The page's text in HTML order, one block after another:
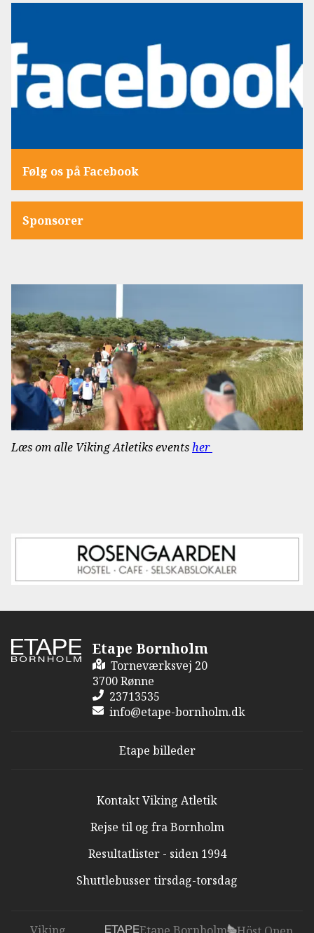
Følg os på Facebook
Sponsorer
Læs om alle Viking Atletiks eventsher
Etape Bornholm
Torneværksvej 20
3700 Rønne
23713535
info@etape-bornholm.dk
Etape billeder
Kontakt Viking Atletik
Rejse til og fra Bornholm
Resultatlister - siden 1994
Shuttlebusser tirsdag-torsdag